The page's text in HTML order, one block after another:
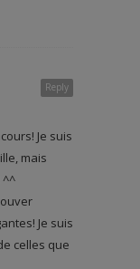
Reply
Je suis
mais
^^
Je suis
celles que